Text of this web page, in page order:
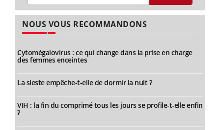
NOUS VOUS RECOMMANDONS
Cytomégalovirus : ce qui change dans la prise en charge
des femmes enceintes
La sieste empêche-t-elle de dormir la nuit ?
VIH : la fin du comprimé tous les jours se profile-t-elle enfin
?